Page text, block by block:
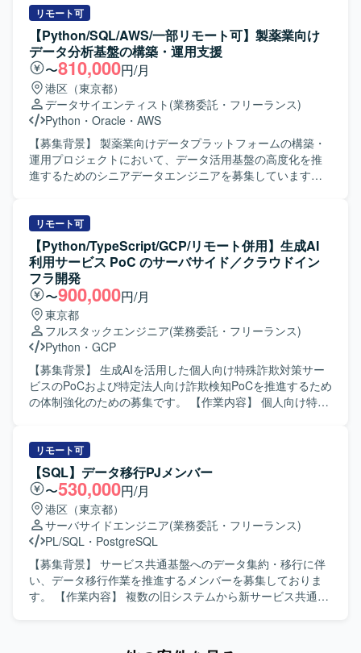
各種ログデータを抽出・クレンジング・集計していただき
ます。 集計したデータをサービスとして提供するWEBアプ
リケーションの開発・保守・運用を担当していただきま
す。 【求める人物像】 ログデータや大量データの取り扱い
に興味を持ち、主体的に学習しながら業務に取り組んでい
ただける方を求めています。 チームメンバーと協調しなが
らコミュニケーションを取り、自ら課題を発見し解決に向
けて動ける方を歓迎いたします。 【ポジションの魅力】 多
様なログデータを用いたデータ利活用基盤の開発に携わる
ことで、データ解析やデータ基盤構築のスキルを高めてい
ただけます。 WEBアプリケーション開発とデータ処理の双
PythonおよびSQLを用いたデータ処理・解析環境と、各種
DWH製品やBIツールを組み合わせたデータ利活用基盤が想
定されています。
リモート可
【Python/SQL/AWS/一部リモート可】製薬業向け
データ分析基盤の構築・運用支援
〜810,000円/月
港区（東京都）
データサイエンティスト (業務委託・フリーランス)
Python ・ Oracle ・ AWS
【募集背景】 製薬業向けデータプラットフォームの構築・
運用プロジェクトにおいて、データ活用基盤の高度化を推
進するためのシニアデータエンジニアを募集しています。
ータパイプラインの設計・開発・最適化を担当していただ
きます。SQLを用いた大規模データ処理、データパイプラ
インの構築・運用、システム間データ連携の実現に加え、
従来型データウェアハウスとモダンデータスタック双方の
知見を活かしながら、データ活用基盤の高度化を推進して
いただきます。関係者と連携しながらデータ統合およびデ
ータ活用基盤の構築を推進していただきます。 【求める人
物像】 大規模データ処理やデータパイプライン設計に主体
的に取り組み、関係者と連携しながらデータ活用基盤の高
度化をリードしていただける方を求めています。 【ポジシ
ョンの魅力】 製薬業向けのデータ分析基盤において、従来
型データウェアハウスとモダンデータスタックを組み合わ
ます。 【開発環境】 AWS、Snowflake、Databricks、
DBT、Fivetran、Oracle、Python、PL/SQLなどを用いたデ
ータプラットフォーム環境です。
リモート可
【Python/TypeScript/GCP/リモート併用】生成AI
利用サービス PoC のサーバサイド／クラウドイン
フラ開発
〜900,000円/月
東京都
フルスタックエンジニア(業務委託・フリーランス)
Python ・ GCP
【募集背景】 生成AIを活用した個人向け特殊詐欺対策サー
ビスのPoCおよび特定法人向け詐欺検知PoCを推進するため
の体制強化のための募集です。 【作業内容】 個人向け特殊
また、RAGを用いた最新詐欺への追従や検知精度の向上に
取り組んでいただきます。商用化を見据えたセキュリティ
要件に対応するクラウドインフラ基盤の設計および構築も
担当していただきます。さらに、特定法人向けにカスタマ
イズした詐欺検知PoCとして、特定銀行向けのRAGデータ
ソース連携機能の実装も行っていただきます。要件定義、
詳細設計、実装、運用設計まで一貫して関わっていただき
ます。 【求める人物像】 生成AIやクラウドインフラの新し
い技術に主体的にキャッチアップしながら、PoC開発をス
ピード感を持って推進できる方を求めています。サービス
リモート可
【SQL】データ移行PJメンバー
〜530,000円/月
港区（東京都）
サーバサイドエンジニア(業務委託・フリーランス)
PL/SQL ・ PostgreSQL
【募集背景】 サービス共通基盤へのデータ集約・移行に伴
い、データ移行作業を推進するメンバーを募集しておりま
す。 【作業内容】 複数の旧システムから新サービス共通基